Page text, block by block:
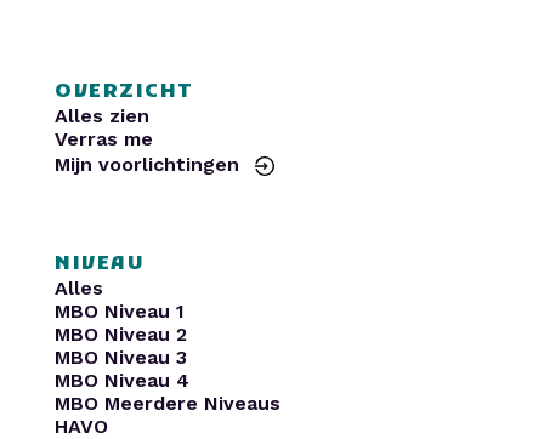
OVERZICHT
Alles zien
Verras me
Mijn voorlichtingen
NIVEAU
Alles
MBO Niveau 1
MBO Niveau 2
MBO Niveau 3
MBO Niveau 4
MBO Meerdere Niveaus
HAVO